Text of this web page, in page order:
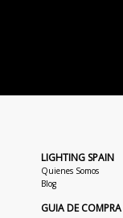
LIGHTING SPAIN
Quienes Somos
Blog
GUIA DE COMPRA